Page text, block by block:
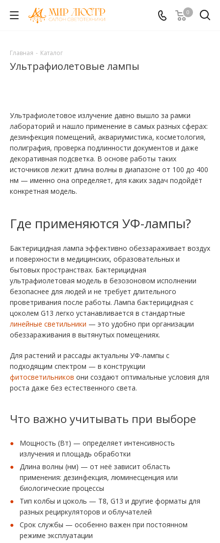
0
Главная - Каталог
Ультрафиолетовые лампы
Ультрафиолетовое излучение давно вышло за рамки
лабораторий и нашло применение в самых разных сферах:
дезинфекция помещений, аквариумистика, косметология,
полиграфия, проверка подлинности документов и даже
декоративная подсветка. В основе работы таких
источников лежит длина волны в диапазоне от 100 до 400
нм — именно она определяет, для каких задач подойдёт
конкретная модель.
Где применяются УФ-лампы?
Бактерицидная лампа эффективно обеззараживает воздух
и поверхности в медицинских, образовательных и
бытовых пространствах. Бактерицидная
ультрафиолетовая модель в безозоновом исполнении
безопаснее для людей и не требует длительного
проветривания после работы. Лампа бактерицидная с
цоколем G13 легко устанавливается в стандартные
линейные светильники — это удобно при организации
обеззараживания в вытянутых помещениях.
Для растений и рассады актуальны УФ-лампы с
подходящим спектром — в конструкции
фитосветильников они создают оптимальные условия для
роста даже без естественного света.
Что важно учитывать при выборе
Мощность (Вт) — определяет интенсивность
излучения и площадь обработки
Длина волны (нм) — от неё зависит область
применения: дезинфекция, люминесценция или
биологические процессы
Тип колбы и цоколь — T8, G13 и другие форматы для
разных рециркуляторов и облучателей
Срок службы — особенно важен при постоянном
режиме эксплуатации